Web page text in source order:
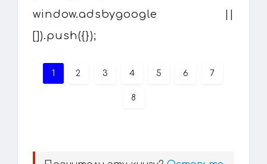
window.adsbygoogle ||
[]).push({});
1 2 3 4 5 6 7
8